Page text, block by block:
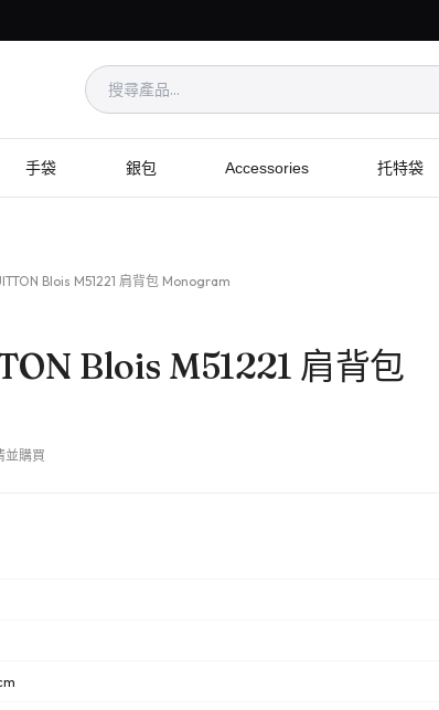
手袋 銀包 Accessories 托特袋
Blois M51221 肩背包 Monogram
Blois M51221 肩背包
並購買